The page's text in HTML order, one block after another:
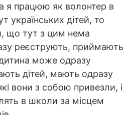
я працюю як волонтер в
українських дітей, то
що тут з цим нема
реєструють, приймають
може одразу
дітей, мають одразу
вони з собою привезли, і
в школи за місцем